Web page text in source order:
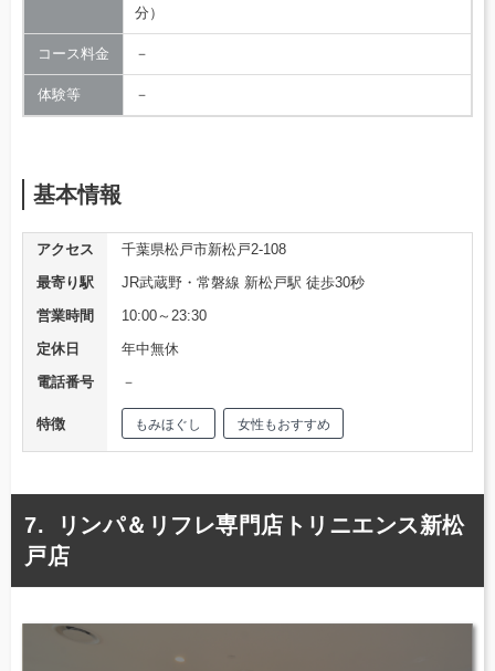
分）
コース料金 －
体験等 －
基本情報
アクセス
千葉県松戸市新松戸2-108
最寄り駅
JR武蔵野・常磐線 新松戸駅 徒歩30秒
営業時間
10:00～23:30
定休日
年中無休
電話番号
－
特徴 もみほぐし 女性もおすすめ
リンパ＆リフレ専門店トリニエンス新松
戸店